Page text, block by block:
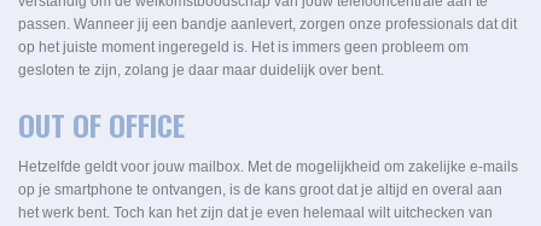
passen. Wanneer jij een bandje aanlevert, zorgen onze professionals dat dit
op het juiste moment ingeregeld is. Het is immers geen probleem om
gesloten te zijn, zolang je daar maar duidelijk over bent.
OUT OF OFFICE
Hetzelfde geldt voor jouw mailbox. Met de mogelijkheid om zakelijke e-mails
op je smartphone te ontvangen, is de kans groot dat je altijd en overal aan
het werk bent. Toch kan het zijn dat je even helemaal wilt uitchecken van